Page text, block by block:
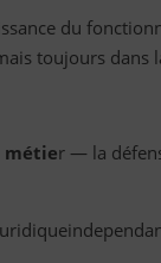
du
toujours dans
métier — la